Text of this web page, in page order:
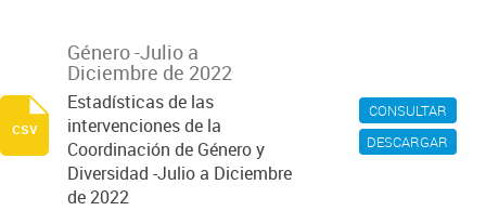
CONSULTAR
DESCARGAR
Género -Julio a
Diciembre de 2022
Estadísticas de las
intervenciones de la
Coordinación de Género y
Diversidad -Julio a Diciembre
de 2022
csv